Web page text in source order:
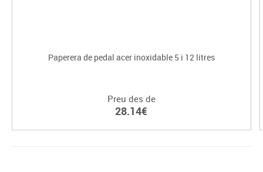
Paperera de pedal acer inoxidable 5 i 12 litres
Preu des de
28.14€